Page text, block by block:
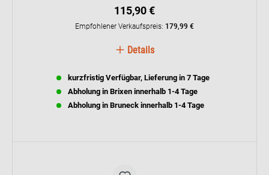
Keramik-Bügelsohle und automatische
Abschaltung für sicheres Bügeln.
115,90 €
Empfohlener Verkaufspreis: 179,99 €
Details
kurzfristig Verfügbar, Lieferung in 7 Tage
Abholung in Brixen innerhalb 1-4 Tage
Abholung in Bruneck innerhalb 1-4 Tage